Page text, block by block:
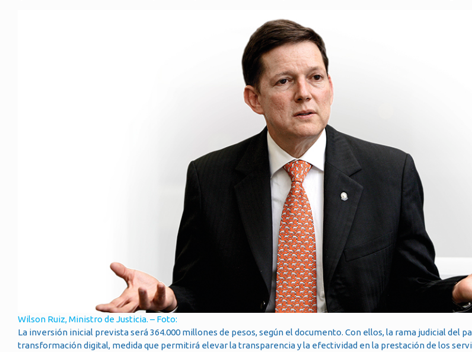
Wilson Ruiz, Ministro de Justicia. – Foto:
La inversión inicial prevista será 364.000 millones de pesos, según el documento. Con ellos, la rama judicial del
transformación digital, medida que permitirá elevar la transparencia y la efectividad en la prestación de los